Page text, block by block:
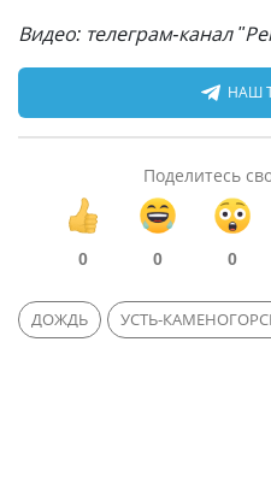
Видео: телеграм-канал
НАШ
Поделитесь
0 0 0
ДОЖДЬ УСТЬ-